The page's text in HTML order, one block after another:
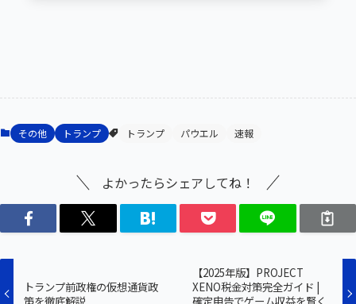
その他 トランプ トランプ パウエル 速報
よかったらシェアしてね！
トランプ前政権の仮想通貨政
策を徹底解説
【2025年版】PROJECT
XENO税金対策完全ガイド |
確定申告でゲーム収益を賢く